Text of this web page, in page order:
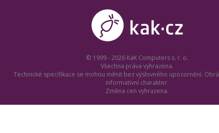
© 1999 - 2026 KaK Computers s. r. o.
Všechna práva vyhrazena.
Technické specifikace se mohou měnit bez výslovného upozornění.
informativní charakter.
Změna cen vyhrazena.